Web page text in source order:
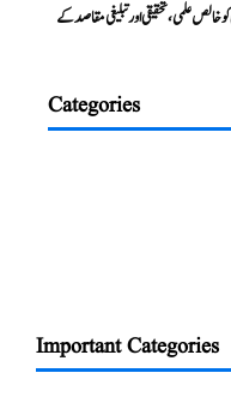
علمی، تحقیقی اور تبلیغی مقاصد کے
Categories
Important Categories